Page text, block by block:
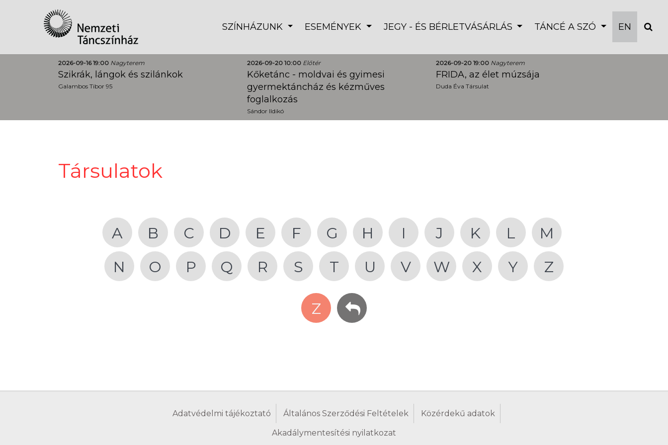
SZÍNHÁZUNK ESEMÉNYEK JEGY - ÉS BÉRLETVÁSÁRLÁS TÁNCÉ A SZÓ EN
2026-09-16 19:00 Nagyterem
Szikrák, lángok és szilánkok
Galambos Tibor 95
2026-09-20 10:00 Előtér
Kőketánc - moldvai és gyimesi
gyermektáncház és kézműves
foglalkozás
Sándor Ildikó
2026-09-20 19:00 Nagyterem
FRIDA, az élet múzsája
Duda Éva Társulat
Társulatok
A B C D E F G H I J K L
M
N
O P Q R S T U V W X Y Z
Z
Adatvédelmi tájékoztató Általános Szerződési Feltételek Közérdekű adatok
Akadálymentesítési nyilatkozat